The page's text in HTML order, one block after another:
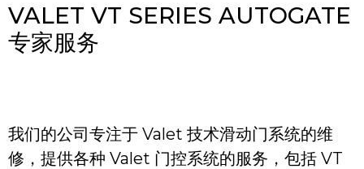
VALET VT SERIES AUTOGATE
专家服务
我们的公司专注于 Valet 技术滑动门系统的维
修，提供各种 Valet 门控系统的服务，包括 VT